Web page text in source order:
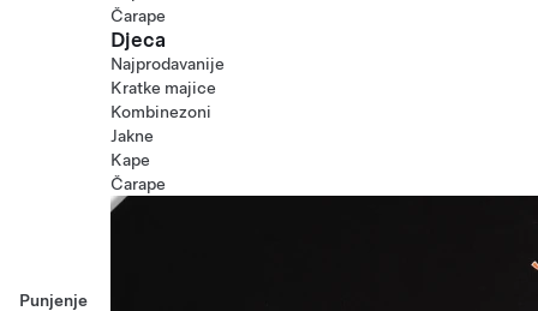
Punjenje
Čarape
Djeca
Najprodavanije
Kratke majice
Kombinezoni
Jakne
Kape
Čarape